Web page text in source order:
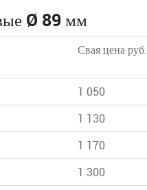
Ø 89 мм
Свая цена руб.
1 050
1 130
1 170
1 300